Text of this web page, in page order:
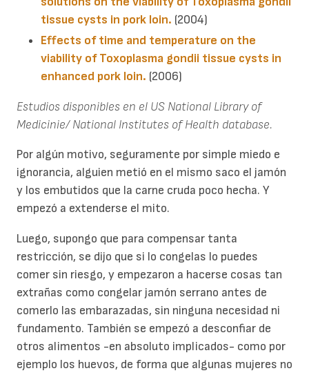
tissue cysts in pork loin. (2004)
Effects of time and temperature on the
viability of Toxoplasma gondii tissue cysts in
enhanced pork loin. (2006)
Estudios disponibles en el US National Library of
Medicinie/ National Institutes of Health database.
Por algún motivo, seguramente por simple miedo e
ignorancia, alguien metió en el mismo saco el jamón
y los embutidos que la carne cruda poco hecha. Y
empezó a extenderse el mito.
Luego, supongo que para compensar tanta
restricción, se dijo que si lo congelas lo puedes
comer sin riesgo, y empezaron a hacerse cosas tan
extrañas como congelar jamón serrano antes de
comerlo las embarazadas, sin ninguna necesidad ni
fundamento. También se empezó a desconfiar de
otros alimentos -en absoluto implicados- como por
ejemplo los huevos, de forma que algunas mujeres no